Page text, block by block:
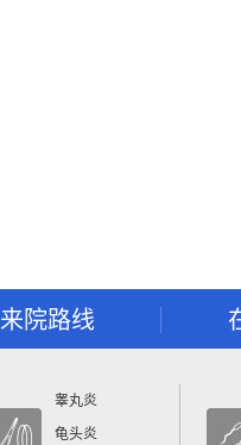
来院路线
睾丸炎
龟头炎